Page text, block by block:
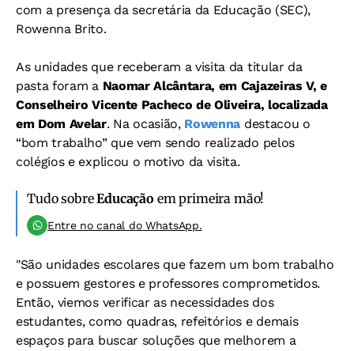
com a presença da secretária da Educação (SEC),
Rowenna Brito.
As unidades que receberam a visita da titular da
pasta foram a Naomar Alcântara, em Cajazeiras V, e
Conselheiro Vicente Pacheco de Oliveira, localizada
em Dom Avelar. Na ocasião, Rowenna destacou o
“bom trabalho” que vem sendo realizado pelos
colégios e explicou o motivo da visita.
Tudo sobreEducação em primeira mão!
Entre no canal do WhatsApp.
"São unidades escolares que fazem um bom trabalho
e possuem gestores e professores comprometidos.
Então, viemos verificar as necessidades dos
estudantes, como quadras, refeitórios e demais
espaços para buscar soluções que melhorem a